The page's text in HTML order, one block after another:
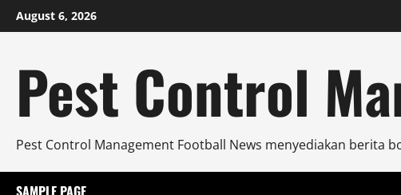
Skip
to
August 6, 2026
Pest Control
Pest Control Management Football News menyediakan berita
SAMPLE PAGE